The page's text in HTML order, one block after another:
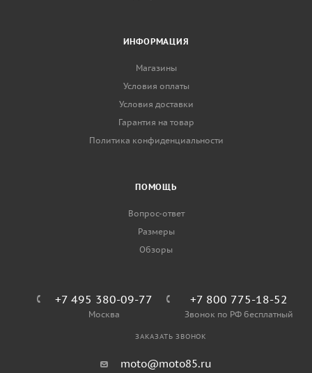
ИНФОРМАЦИЯ
Магазины
Условия оплаты
Условия доставки
Гарантия на товар
Политика конфиденциальности
ПОМОЩЬ
Вопрос-ответ
Размеры
Обзоры
+7 495 380-09-77
Москва
+7 800 775-18-52
Звонок по РФ бесплатный
ЗАКАЗАТЬ ЗВОНОК
moto@moto85.ru